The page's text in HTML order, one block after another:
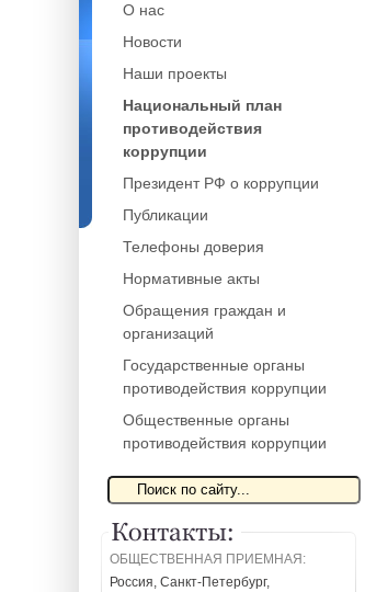
О нас
Новости
Наши проекты
Национальный план
противодействия
коррупции
Президент РФ о коррупции
Публикации
Телефоны доверия
Нормативные акты
Обращения граждан и
организаций
Государственные органы
противодействия коррупции
Общественные органы
противодействия коррупции
ОБЩЕСТВЕННАЯ ПРИЕМНАЯ:
Россия, Санкт-Петербург,